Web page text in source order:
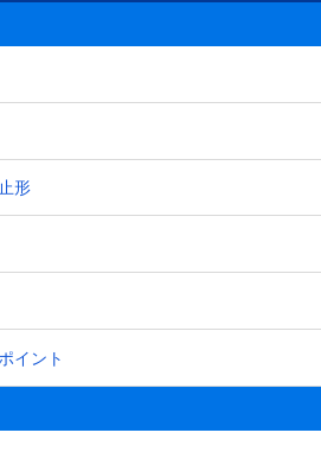
形
イント